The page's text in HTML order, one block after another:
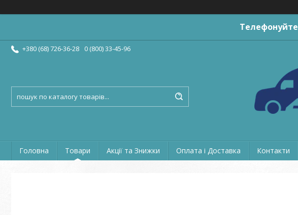
Телефонуйте
+380 (68) 726-36-28 0 (800) 33-45-96
Головна Товари Акції та Знижки Оплата і Доставка Контакти